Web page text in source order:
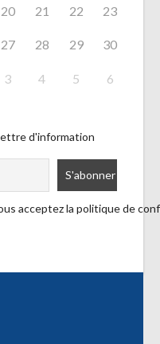
20 21 22 23
27 28 29 30
3 4 5 6
d'information
acceptez la politique de